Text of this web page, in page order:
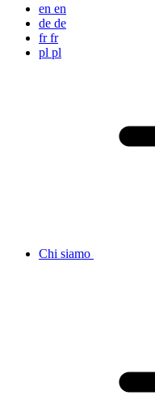
en en
de de
fr fr
pl pl
Chi siamo